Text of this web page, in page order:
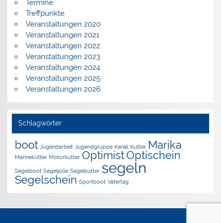
Termine
Treffpunkte
Veranstaltungen 2020
Veranstaltungen 2021
Veranstaltungen 2022
Veranstaltungen 2023
Veranstaltungen 2024
Veranstaltungen 2025
Veranstaltungen 2026
Schlagwörter
boot Jugendarbeit Jugendgruppe Kanal Kutter Marika
Marinekutter Motorkutter OptimistOptischein
Segelboot Segeljolle Segelkutter segeln
Segelschein Sportboot Vatertag